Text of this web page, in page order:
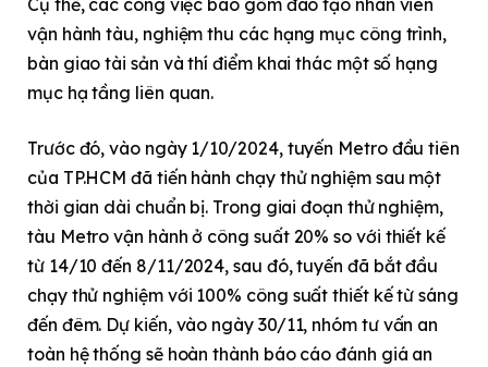
vận hành tàu, nghiệm thu các hạng mục công trình,
bàn giao tài sản và thí điểm khai thác một số hạng
mục hạ tầng liên quan.
Trước đó, vào ngày 1/10/2024, tuyến Metro đầu tiên
của TP.HCM đã tiến hành chạy thử nghiệm sau một
thời gian dài chuẩn bị. Trong giai đoạn thử nghiệm,
tàu Metro vận hành ở công suất 20% so với thiết kế
từ 14/10 đến 8/11/2024, sau đó, tuyến đã bắt đầu
chạy thử nghiệm với 100% công suất thiết kế từ sáng
đến đêm. Dự kiến, vào ngày 30/11, nhóm tư vấn an
toàn hệ thống sẽ hoàn thành báo cáo đánh giá an